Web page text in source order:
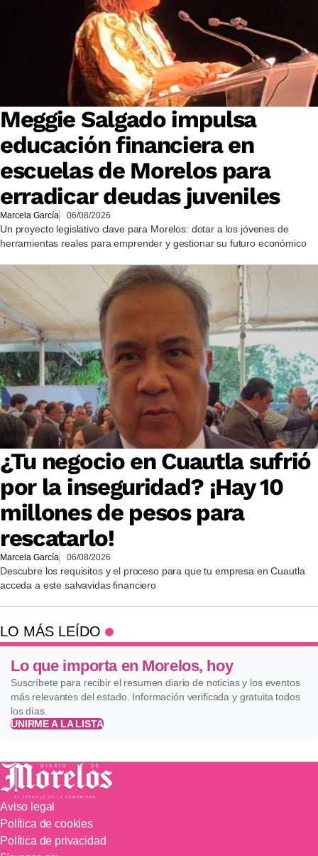
Meggie Salgado impulsa
educación financiera en
escuelas de Morelos para
erradicar deudas juveniles
Marcela García 06/08/2026
Un proyecto legislativo clave para Morelos: dotar a los jóvenes de
herramientas reales para emprender y gestionar su futuro económico
¿Tu negocio en Cuautla sufrió
por la inseguridad? ¡Hay 10
millones de pesos para
rescatarlo!
Marcela García 06/08/2026
Descubre los requisitos y el proceso para que tu empresa en Cuautla
acceda a este salvavidas financiero
LO MÁS LEÍDO
Lo que importa en Morelos, hoy
Suscríbete para recibir el resumen diario de noticias y los eventos
más relevantes del estado. Información verificada y gratuita todos
los días.
UNIRME A LA LISTA
Aviso legal
Política de cookies
Política de privacidad